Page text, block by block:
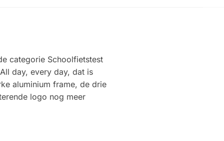
categorie Schoolfietstest
day, every day, dat is
aluminium frame, de drie
logo nog meer